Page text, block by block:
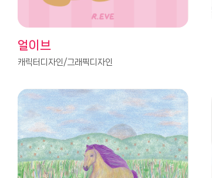
얼이브
캐릭터디자인/그래픽디자인